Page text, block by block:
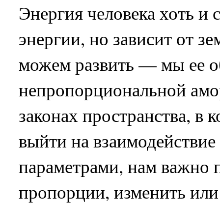
Энергия человека хоть и
энергии, но зависит от
можем развить — мы ее
непропорциональной
законах пространства,
выйти на
параметрами, нам важно
пропорции, изменить